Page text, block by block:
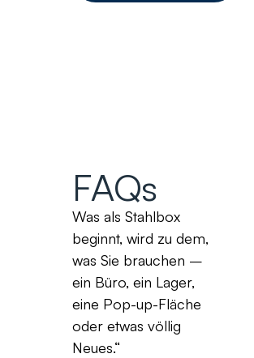
FAQs
Was als Stahlbox
beginnt, wird zu dem,
was Sie brauchen –
ein Büro, ein Lager,
eine Pop-up-Fläche
oder etwas völlig
Neues.“